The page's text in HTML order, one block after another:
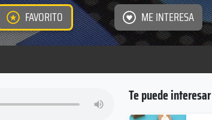
FAVORITO ME INTERESA
Te puede interesar